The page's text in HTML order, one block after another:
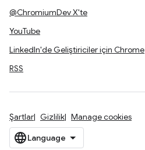
@ChromiumDev X'te
YouTube
LinkedIn'de Geliştiriciler için Chrome
RSS
Şartlar Gizlilik Manage cookies